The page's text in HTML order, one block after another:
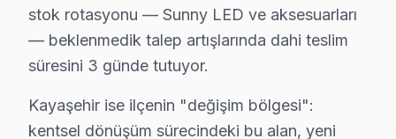
Başakşehir'de bulunan Fabrika Servis, Sunny TV
Fabrika Servis'in sunduğu avantajlar arasında
Tüm bu özellikler, kullanıcıların kendilerine en
Başakşehir Sunny servis - TV Tamiri
stok rotasyonu — Sunny LED ve aksesuarları
— beklenmedik talep artışlarında dahi teslim
süresini 3 günde tutuyor.
Kayaşehir ise ilçenin "değişim bölgesi":
kentsel dönüşüm sürecindeki bu alan, yeni